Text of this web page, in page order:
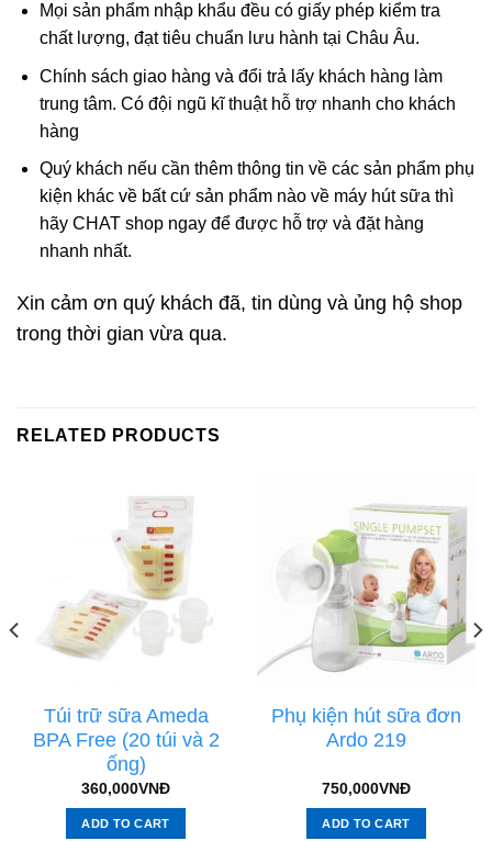
Mọi sản phẩm nhập khẩu đều có giấy phép kiểm tra
chất lượng, đạt tiêu chuẩn lưu hành tại Châu Âu.
Chính sách giao hàng và đổi trả lấy khách hàng làm
trung tâm. Có đội ngũ kĩ thuật hỗ trợ nhanh cho khách
hàng
Quý khách nếu cần thêm thông tin về các sản phẩm phụ
kiện khác về bất cứ sản phẩm nào về máy hút sữa thì
hãy CHAT shop ngay để được hỗ trợ và đặt hàng
nhanh nhất.
Xin cảm ơn quý khách đã, tin dùng và ủng hộ shop
trong thời gian vừa qua.
RELATED PRODUCTS
Túi trữ sữa Ameda
BPA Free (20 túi và 2
ống)
360,000VNĐ
ADD TO CART
Phụ kiện hút sữa đơn
Ardo 219
750,000VNĐ
ADD TO CART